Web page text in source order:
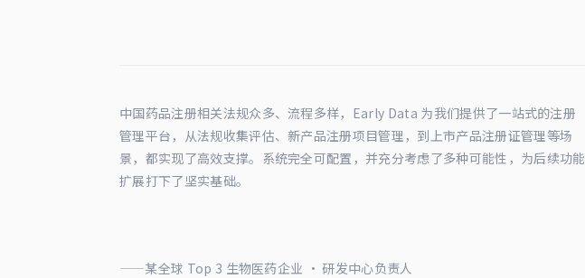
中国药品注册相关法规众多、流程多样，Early Data 为我们提供了一站式的注册
管理平台，从法规收集评估、新产品注册项目管理，到上市产品注册证管理等场
景，都实现了高效支撑。系统完全可配置，并充分考虑了多种可能性，为后续功能
扩展打下了坚实基础。
——某全球 Top 3 生物医药企业 · 研发中心负责人